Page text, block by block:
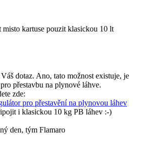
misto kartuse pouzit klasickou 10 lt
dotaz. Ano, tato možnost existuje, je
přestavbu na plynové láhve.
zde:
pro přestavění na plynovou láhev
i klasickou 10 kg PB láhev :-)
den, tým Flamaro